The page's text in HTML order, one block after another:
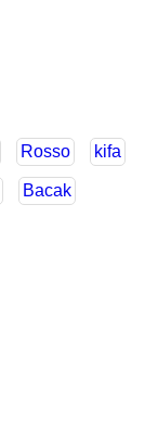
Rosso kifa
Bacak